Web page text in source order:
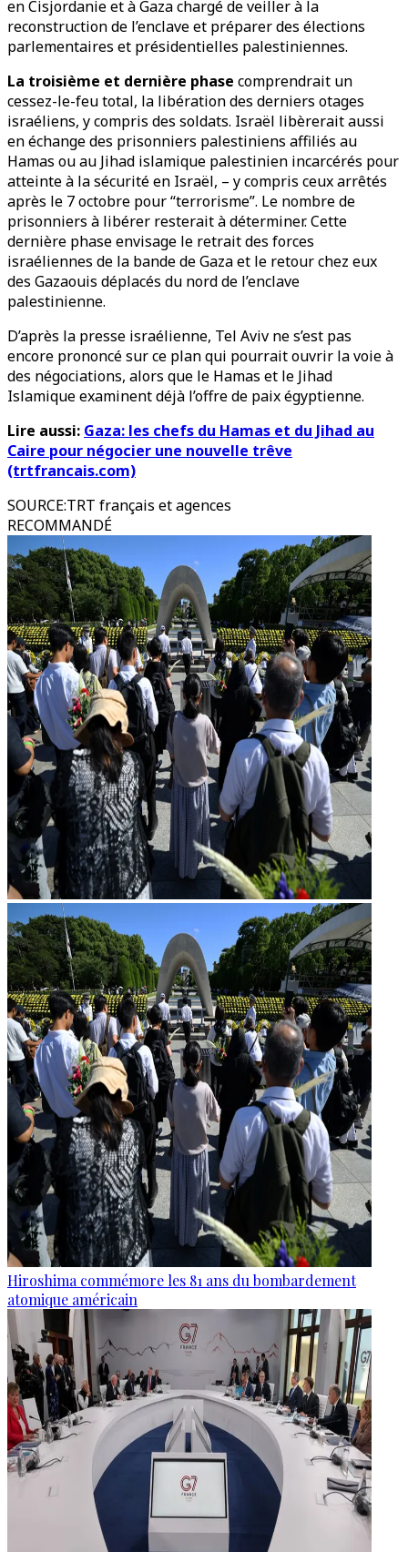
en Cisjordanie et à Gaza chargé de veiller à la
reconstruction de l’enclave et préparer des élections
parlementaires et présidentielles palestiniennes.
La troisième et dernière phase comprendrait un
cessez-le-feu total, la libération des derniers otages
israéliens, y compris des soldats. Israël libèrerait aussi
en échange des prisonniers palestiniens affiliés au
Hamas ou au Jihad islamique palestinien incarcérés pour
atteinte à la sécurité en Israël, – y compris ceux arrêtés
après le 7 octobre pour “terrorisme”. Le nombre de
prisonniers à libérer resterait à déterminer. Cette
dernière phase envisage le retrait des forces
israéliennes de la bande de Gaza et le retour chez eux
des Gazaouis déplacés du nord de l’enclave
palestinienne.
D’après la presse israélienne, Tel Aviv ne s’est pas
encore prononcé sur ce plan qui pourrait ouvrir la voie à
des négociations, alors que le Hamas et le Jihad
Islamique examinent déjà l’offre de paix égyptienne.
Lire aussi: Gaza: les chefs du Hamas et du Jihad au
Caire pour négocier une nouvelle trêve
(trtfrancais.com)
SOURCE:TRT français et agences
RECOMMANDÉ
Hiroshima commémore les 81 ans du bombardement
atomique américain